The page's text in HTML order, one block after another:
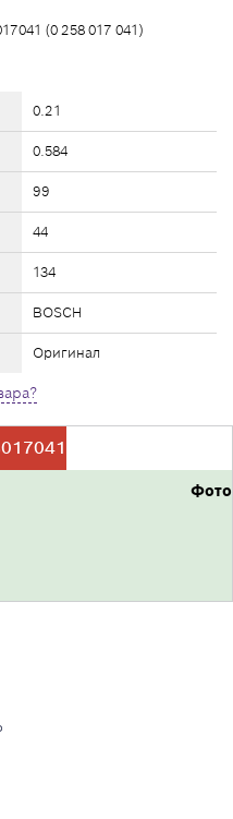
(0 258 017 041)
0.21
0.584
99
44
134
BOSCH
Оригинал
Фото